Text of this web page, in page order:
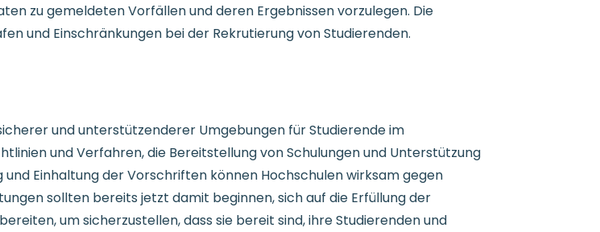
zu gemeldeten Vorfällen und deren Ergebnissen vorzulegen. Die
und Einschränkungen bei der Rekrutierung von Studierenden.
und unterstützenderer Umgebungen für Studierende im
und Verfahren, die Bereitstellung von Schulungen und Unterstützung
Einhaltung der Vorschriften können Hochschulen wirksam gegen
sollten bereits jetzt damit beginnen, sich auf die Erfüllung der
um sicherzustellen, dass sie bereit sind, ihre Studierenden und